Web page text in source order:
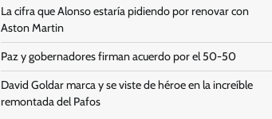
La cifra que Alonso estaría pidiendo por renovar con
Aston Martin
Paz y gobernadores firman acuerdo por el 50-50
David Goldar marca y se viste de héroe en la increíble
remontada del Pafos